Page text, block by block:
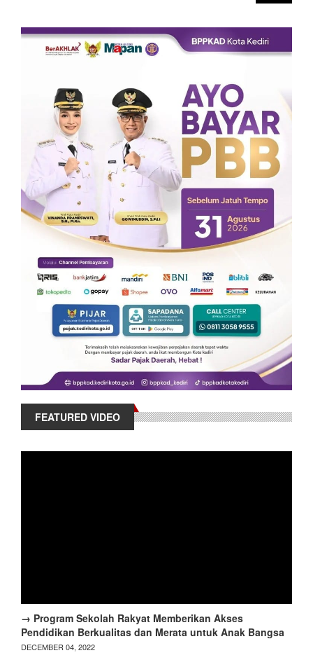
FEATURED VIDEO
→ Program Sekolah Rakyat Memberikan Akses
Pendidikan Berkualitas dan Merata untuk Anak Bangsa
DECEMBER 04, 2022